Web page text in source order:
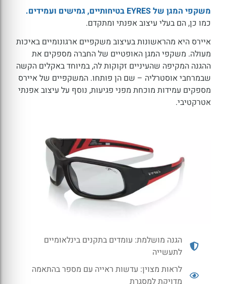
משקפי המגן של EYRES בטיחותיים, גמישים ועמידים.
כמו כן, הם בעלי עיצוב אפנתי ומתקדם.
איירס היא מהראשונות בעיצוב משקפיים ארגונומיים באיכות
מעולה. משקפי המגן האופטיים של החברה מספקים את
ההגנה המקיפה שהעיניים זקוקות לה, במיוחד באקלים הקשה
שבמרחבי אוסטרליה – שם הן פותחו. המשקפיים של איירס
מספקים עמידות מוכחת מפני פגיעות, נוסף על עיצוב אפנתי
אטרקטיבי.
הגנה מושלמת: עומדים בתקנים בינלאומיים
לתעשייה
לראות מצוין: עדשות ראייה עם מספר בהתאמה
מדויקת למסגרת